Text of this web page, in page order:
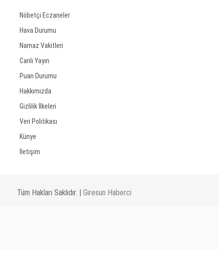
Nöbetçi Eczaneler
Hava Durumu
Namaz Vakitleri
Canlı Yayın
Puan Durumu
Hakkımızda
Gizlilik İlkeleri
Veri Politikası
Künye
İletişim
Tüm Hakları Saklıdır. | Giresun Haberci